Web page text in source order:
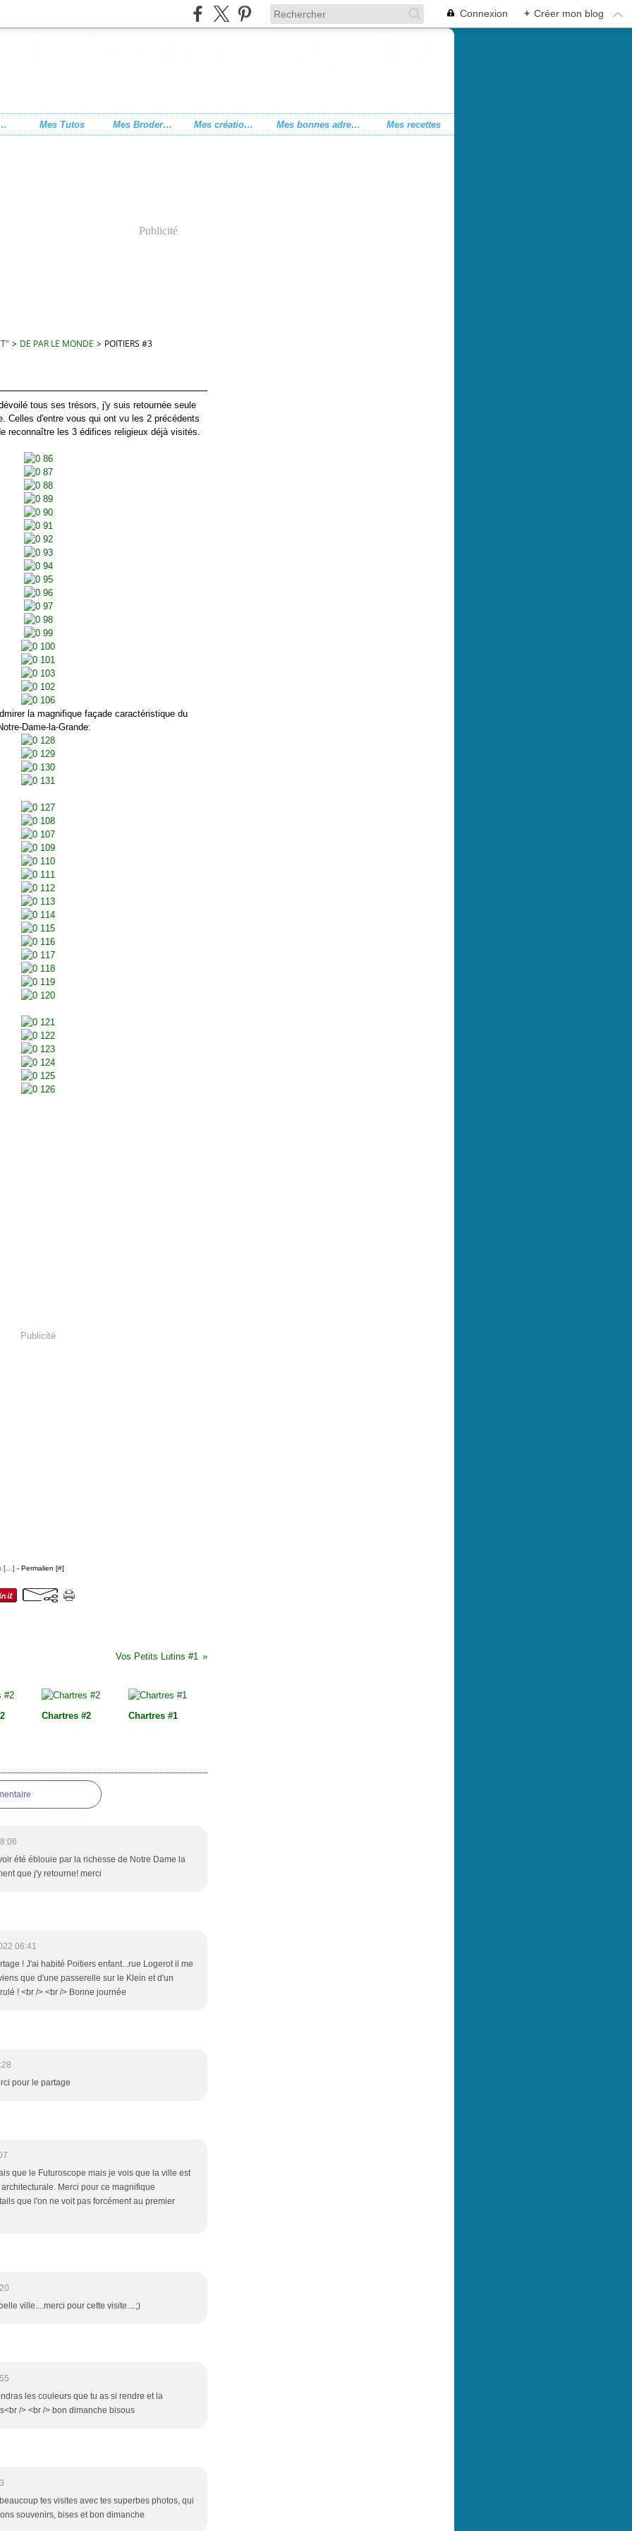
Connexion + Créer mon blog
point de croix Mes Tutos Mes Broderies Mes créations Mes bonnes adresses Mes recettes
Publicité
> DE PAR LE MONDE > POITIERS #3
tous ses trésors, j'y suis retournée seule
Celles d'entre vous qui ont vu les 2 précédents
reconnaître les 3 édifices religieux déjà visités.
la magnifique façade caractéristique du
Dame-la-Grande:
Publicité
[ ] - Permalien [#]
Vos Petits Lutins #1
Chartres #2 Chartres #1
été éblouie par la richesse de Notre Dame la
que j'y retourne! merci
06:41
! J'ai habité Poitiers enfant...rue Logerot il me
que d'une passerelle sur le Klein et d'un
! <br /> <br /> Bonne journée
pour le partage
que le Futuroscope mais je vois que la ville est
Merci pour ce magnifique
que l'on ne voit pas forcément au premier
ville....merci pour cette visite....;)
les couleurs que tu as si rendre et la
/> <br /> bon dimanche bisous
tes visites avec tes superbes photos, qui
souvenirs, bises et bon dimanche